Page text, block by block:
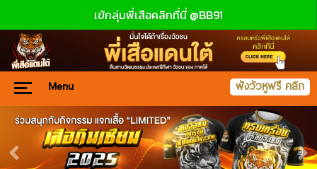
เข้กลุ่มพี่เสือคลิกที่นี่ @BB91
Menu ฟังวัวหูฟรี คลิก